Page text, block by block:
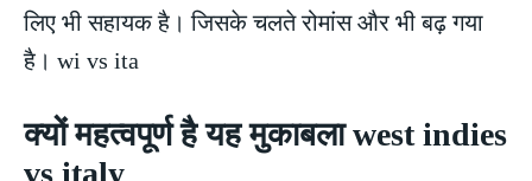
लिए भी सहायक है। जिसके चलते रोमांस और भी बढ़ गया
है। wi vs ita
क्यों महत्वपूर्ण है यह मुकाबला west indies
vs italy